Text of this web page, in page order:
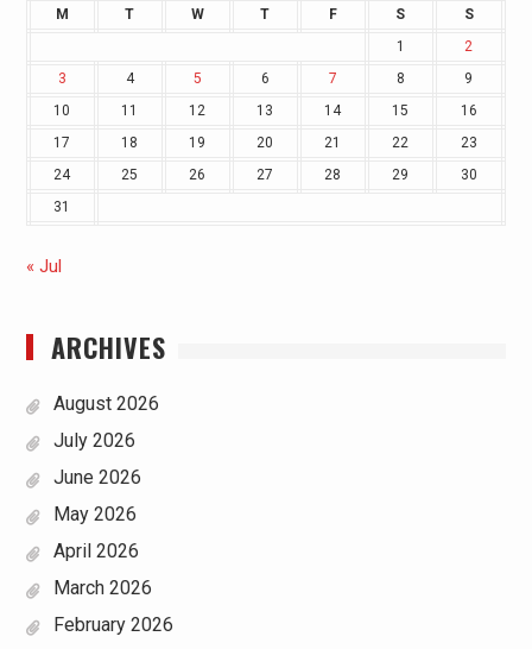
M T W T F S
S
1
2
3
4 5 6 7 8
9
10
11 12 13 14 15
16
17
18 19 20 21 22
23
24
25 26 27 28 29
30
31
« Jul
ARCHIVES
August 2026
July 2026
June 2026
May 2026
April 2026
March 2026
February 2026